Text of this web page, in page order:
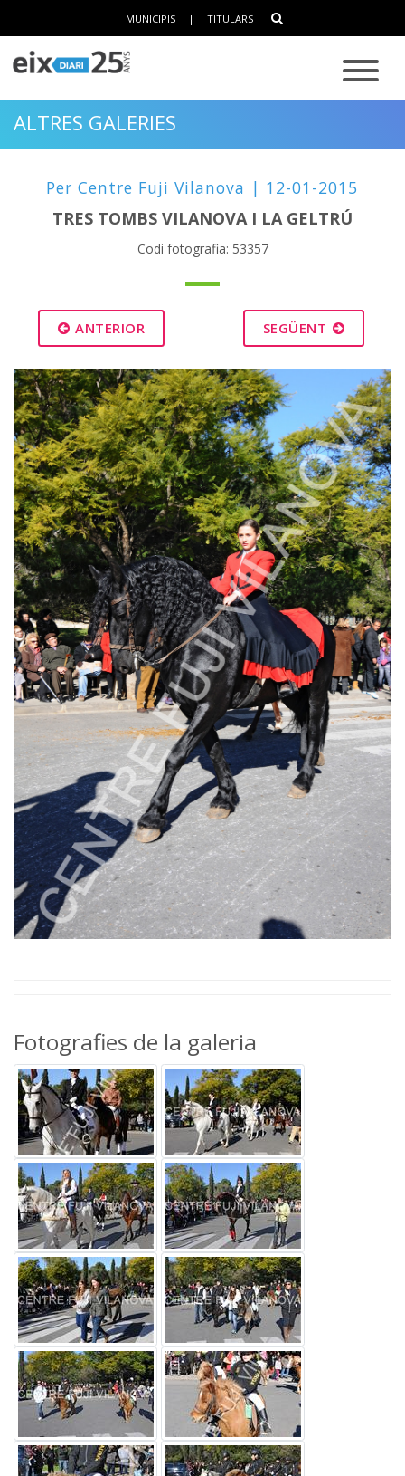
MUNICIPIS | TITULARS
ALTRES GALERIES
Per Centre Fuji Vilanova | 12-01-2015
TRES TOMBS VILANOVA I LA GELTRÚ
Codi fotografia: 53357
ANTERIOR SEGÜENT
Fotografies de la galeria